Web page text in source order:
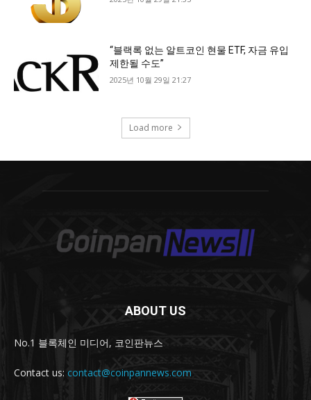
ABOUT US
No.1 블록체인 미디어, 코인판뉴스
Contact us: contact@coinpannews.com